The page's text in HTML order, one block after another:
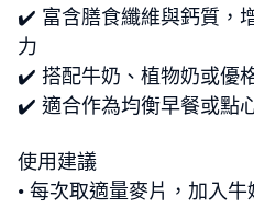
✔️ 富含膳食纖維與鈣質，
力
✔️ 搭配牛奶、植物奶或優
✔️ 適合作為均衡早餐或點
使用建議
• 每次取適量麥片，加入